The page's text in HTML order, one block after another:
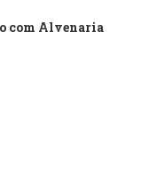
com Alvenaria